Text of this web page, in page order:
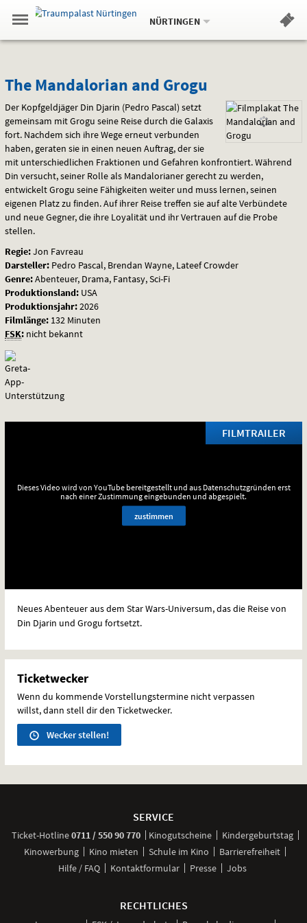
Springe
zum
,zum
.
Navigation
Gehe
zur
Standortauswahl
Standort:
NÜRTINGEN.
Hinweis
The
Mandalorian
and
Grogu
The Mandalorian and Grogu
Der Kopfgeldjäger Din Djarin (Pedro Pascal) setzt
gemeinsam mit Grogu seine Reise durch die Galaxis
fort. Nachdem sich ihre Wege erneut verbunden
haben, geraten sie in einen neuen Auftrag, der sie
mit unterschiedlichen Fraktionen und Gefahren konfrontiert. Während
Din versucht, seiner Rolle als Mandalorianer gerecht zu werden,
entwickelt Grogu seine Fähigkeiten weiter und muss lernen, seinen
eigenen Platz zu finden. Auf ihrer Reise treffen sie auf alte Verbündete
und neue Gegner, die ihre Loyalität und ihr Vertrauen auf die Probe
stellen.
Regie:Jon Favreau
Darsteller: Pedro Pascal, Brendan Wayne, Lateef Crowder
Genre:Abenteuer, Drama, Fantasy, Sci-Fi
Produktionsland: USA
Produktionsjahr:2026
Filmlänge: 132 Minuten
FSK: nicht bekannt
FILMTRAILER
Dieses Video wird von YouTube bereitgestellt und aus Datenschutzgründen erst
nach einer Zustimmung eingebunden und abgespielt.
zustimmen
Neues Abenteuer aus dem Star Wars-Universum, das die Reise von
Din Djarin und Grogu fortsetzt.
Ticketwecker
Wenn du kommende Vorstellungstermine nicht verpassen
willst, dann stell dir den Ticketwecker.
Wecker stellen!
SERVICE
Ticket-Hotline0711 / 550 90 770anrufen
Kinogutscheine
Kindergeburtstag
Kinowerbung
Kino mieten Schule im Kino
Barrierefreiheit
Hilfe / FAQ
Kontaktformular Presse Jobs
RECHTLICHES